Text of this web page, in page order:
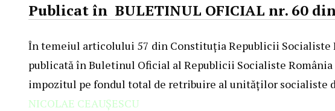
Publicat în BULETINUL OFICIAL nr. 60
În temeiul articolului 57 din Constituţia Republicii Socialiste
publicată în Buletinul Oficial al Republicii Socialiste
impozitul pe fondul total de retribuire al unităţilor socialiste
NICOLAE CEAUŞESCU